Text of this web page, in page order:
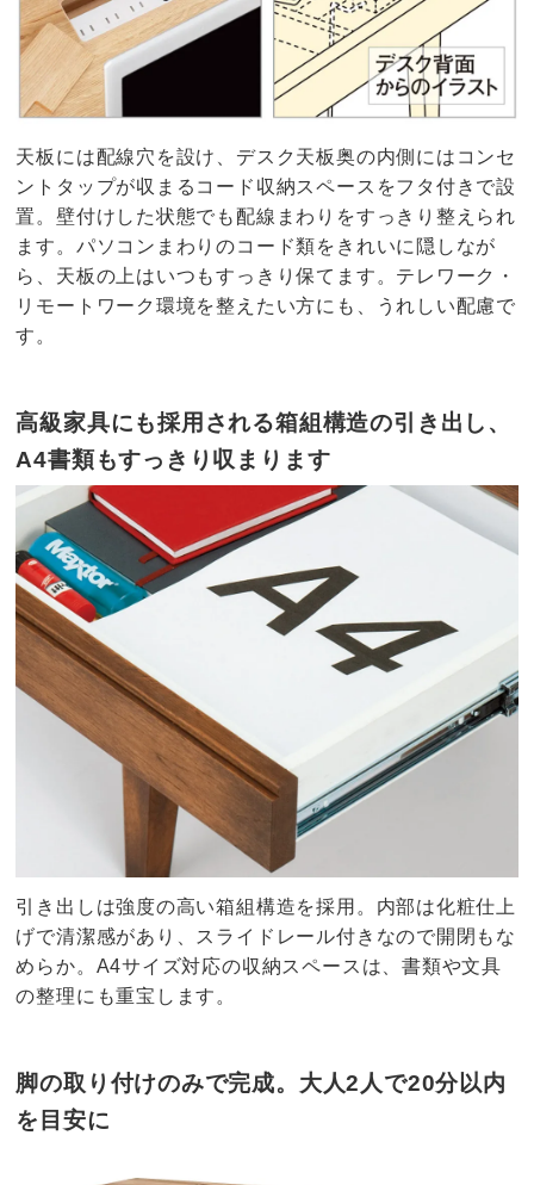
天板には配線穴を設け、デスク天板奥の内側にはコンセ
ントタップが収まるコード収納スペースをフタ付きで設
置。壁付けした状態でも配線まわりをすっきり整えられ
ます。パソコンまわりのコード類をきれいに隠しなが
ら、天板の上はいつもすっきり保てます。テレワーク・
リモートワーク環境を整えたい方にも、うれしい配慮で
す。
高級家具にも採用される箱組構造の引き出し、
A4書類もすっきり収まります
引き出しは強度の高い箱組構造を採用。内部は化粧仕上
げで清潔感があり、スライドレール付きなので開閉もな
めらか。A4サイズ対応の収納スペースは、書類や文具
の整理にも重宝します。
脚の取り付けのみで完成。大人2人で20分以内
を目安に